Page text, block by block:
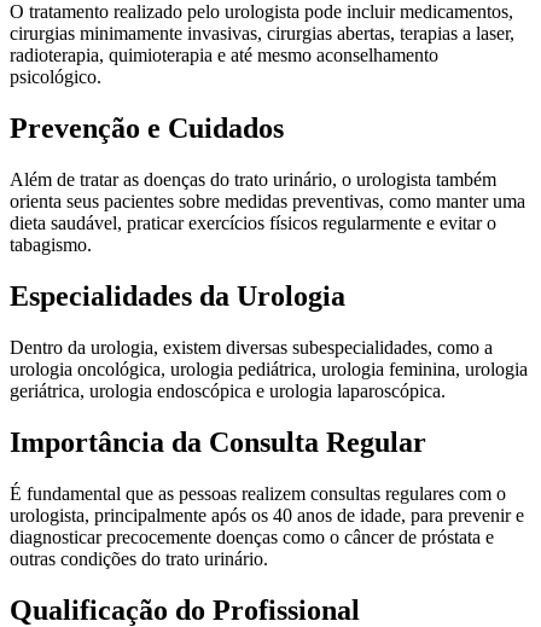
O tratamento realizado pelo urologista pode incluir medicamentos,
cirurgias minimamente invasivas, cirurgias abertas, terapias a laser,
radioterapia, quimioterapia e até mesmo aconselhamento
psicológico.
Prevenção e Cuidados
Além de tratar as doenças do trato urinário, o urologista também
orienta seus pacientes sobre medidas preventivas, como manter uma
dieta saudável, praticar exercícios físicos regularmente e evitar o
tabagismo.
Especialidades da Urologia
Dentro da urologia, existem diversas subespecialidades, como a
urologia oncológica, urologia pediátrica, urologia feminina, urologia
geriátrica, urologia endoscópica e urologia laparoscópica.
Importância da Consulta Regular
É fundamental que as pessoas realizem consultas regulares com o
urologista, principalmente após os 40 anos de idade, para prevenir e
diagnosticar precocemente doenças como o câncer de próstata e
outras condições do trato urinário.
Qualificação do Profissional